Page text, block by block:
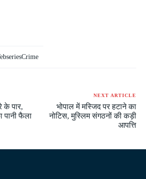
के पार,
पानी फैला
NEXT ARTICLE
भोपाल में मस्जिद पर हटाने का
नोटिस, मुस्लिम संगठनों की कड़ी
आपत्ति